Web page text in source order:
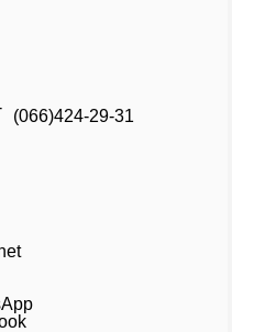
(066)424-29-31